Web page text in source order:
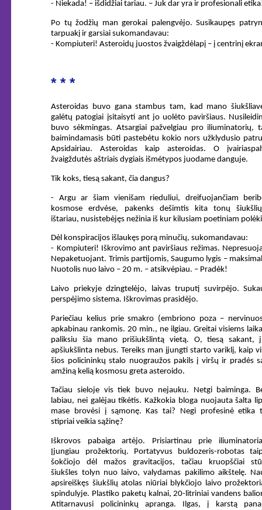
- Niekada! – išdidžiai tariau. – Juk dar yra ir profesionali
Po tų žodžių man gerokai palengvėjo. Susikaupęs
tarpuakį ir garsiai sukomandavau:
- Kompiuteri! Asteroidų juostos žvaigždėlapį – į centrinį
* * *
Asteroidas buvo gana stambus tam, kad mano
galėtų patogiai įsitaisyti ant jo uolėto paviršiaus.
buvo sėkmingas. Atsargiai pažvelgiau pro iliuminatorių,
baimindamasis būti pastebėtu kokio nors užklydusio
Apsidairiau. Asteroidas kaip asteroidas. O
žvaigždutės aštriais dygiais išmėtypos juodame danguje.
Tik koks, tiesą sakant, čia dangus?
- Argu ar šiam vienišam rieduliui, dreifuojančiam
kosmose erdvėse, pakenks dešimtis kita tonų
ištariau, nusistebėjęs nežinia iš kur kilusiam poetiniam
Dėl konspiracijos išlaukęs porą minučių, sukomandavau:
- Kompiuteri! Iškrovimo ant paviršiaus režimas.
Nepaketuojant. Trimis partijomis, Saugumo lygis –
Nuotolis nuo laivo – 20 m. – atsikvėpiau. – Pradėk!
Laivo priekyje dzingtelėjo, laivas truputį suvirpėjo.
perspėjimo sistema. Iškrovimas prasidėjo.
Pariečiau kelius prie smakro (embriono poza –
apkabinau rankomis. 20 min., ne ilgiau. Greitai visiems
paliksiu šia mano prišiukšlintą vietą. O, tiesą sakant,
apšiukšlinta nebus. Tereiks man įjungti starto variklį, kaip
šios policininkų stalo nuograužos pakils į viršų ir pradės
amžiną kelią kosmosu greta asteroido.
Tačiau sieloje vis tiek buvo nejauku. Netgi baiminga.
labiau, nei galėjau tikėtis. Kažkokia bloga nuojauta šalta
mase brovėsi į sąmonę. Kas tai? Negi profesinė etika
stipriai veikia sąžinę?
Iškrovos pabaiga artėjo. Prisiartinau prie
Įjungiau prožektorių. Portatyvus buldozeris-robotas
šokčiojo dėl mažos gravitacijos, tačiau kruopščiai
šiukšles tolyn nuo laivo, valydamas pakilimo aikštelę.
apsireiškęs šiukšlių atolas niūriai blykčiojo laivo
spindulyje. Plastiko paketų kalnai, 20-litriniai vandens
Atitarnavusi policininkų apranga. Ilgas, į karstą